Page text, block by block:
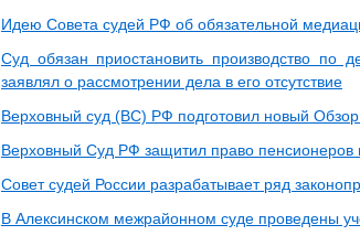
Идею Совета судей РФ об обязательной
Суд обязан приостановить производство
заявлял о рассмотрении дела в его отсутствие
Верховный суд (ВС) РФ подготовил новый Обзор
Верховный Суд РФ защитил право
Совет судей России разрабатывает ряд
В Алексинском межрайонном суде проведены